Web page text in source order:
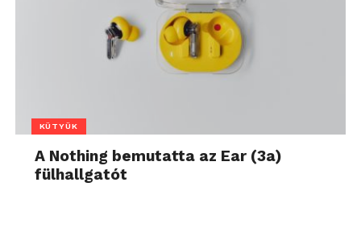
KÜTYÜK
A Nothing bemutatta az Ear (3a)
fülhallgatót